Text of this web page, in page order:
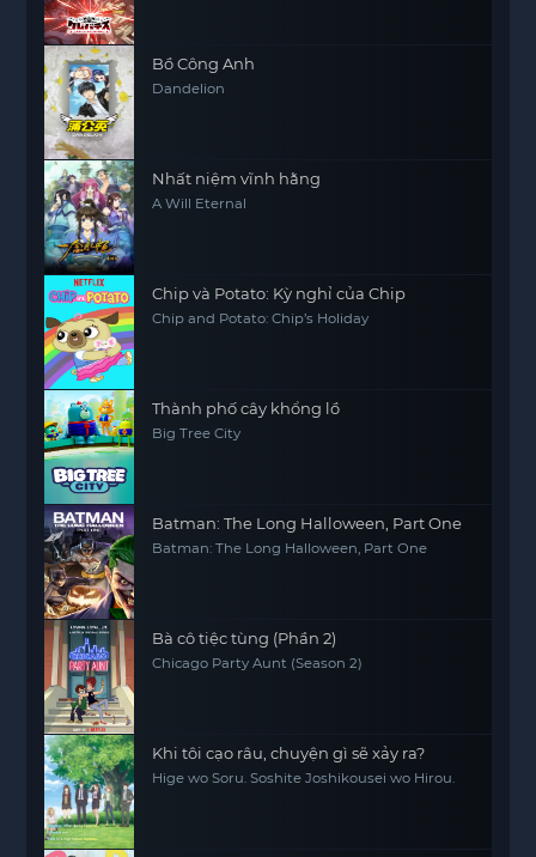
đợi những quyết định quan trọng từ
nhóm của anh.
Bồ Công Anh
Dandelion
Nhất niệm vĩnh hằng
A Will Eternal
Chip và Potato: Kỳ nghỉ của Chip
Chip and Potato: Chip’s Holiday
Thành phố cây khổng lồ
Big Tree City
Batman: The Long Halloween, Part One
Batman: The Long Halloween, Part One
Bà cô tiệc tùng (Phần 2)
Chicago Party Aunt (Season 2)
Khi tôi cạo râu, chuyện gì sẽ xảy ra?
Hige wo Soru. Soshite Joshikousei wo Hirou.